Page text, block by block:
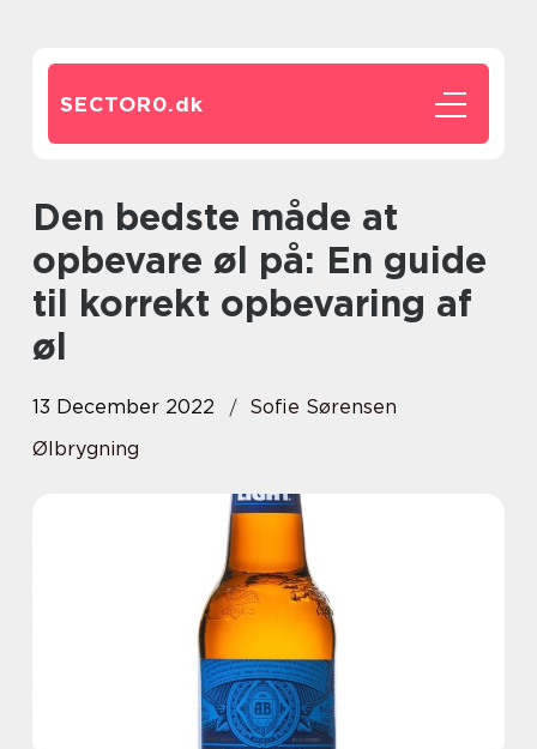
SECTOR0.dk
Den bedste måde at
opbevare øl på: En guide
til korrekt opbevaring af
øl
13 December 2022
Sofie Sørensen
Ølbrygning